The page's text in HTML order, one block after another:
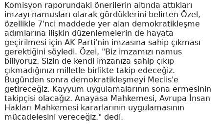
Komisyon raporundaki önerilerin altında attıkları
imzayı namusları olarak gördüklerini belirten Özel,
özellikle 7'nci maddede yer alan demokratikleşme
adımlarına ilişkin düzenlemelerin de hayata
geçirilmesi için AK Parti'nin imzasına sahip çıkması
gerektiğini söyledi. Özel, "Biz imzamızı namus
biliyoruz. Sizin de kendi imzanıza sahip çıkıp
çıkmadığınızı milletle birlikte takip edeceğiz.
Bugünden sonra demokratikleşmeyi Meclis'e
getireceğiz. Kayyum uygulamalarının sona ermesinin
takipçisi olacağız. Anayasa Mahkemesi, Avrupa İnsan
Hakları Mahkemesi kararlarının uygulamasının
mücadelesini vereceğiz." dedi.